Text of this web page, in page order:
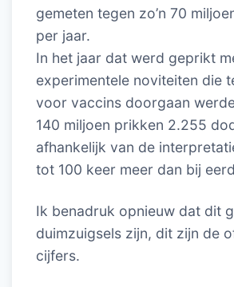
gemeten tegen zo’n 70
per jaar.
In het jaar dat werd geprikt
experimentele noviteiten die
voor vaccins doorgaan
140 miljoen prikken 2.255
afhankelijk van de
tot 100 keer meer dan bij
Ik benadruk opnieuw dat dit
duimzuigsels zijn, dit zijn de
cijfers.